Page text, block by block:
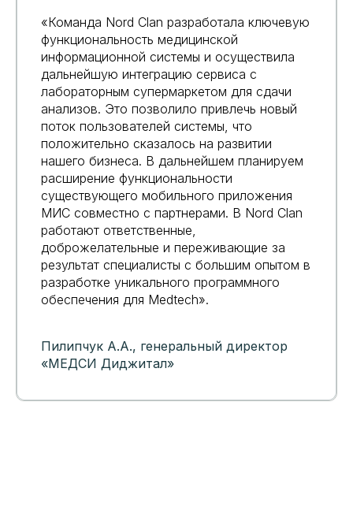
«Команда Nord Clan разработала ключевую
функциональность медицинской
информационной системы и осуществила
дальнейшую интеграцию сервиса с
лабораторным супермаркетом для сдачи
анализов. Это позволило привлечь новый
поток пользователей системы, что
положительно сказалось на развитии
нашего бизнеса. В дальнейшем планируем
расширение функциональности
существующего мобильного приложения
МИС совместно с партнерами. В Nord Clan
работают ответственные,
доброжелательные и переживающие за
результат специалисты с большим опытом в
разработке уникального программного
обеспечения для Medtech».
Пилипчук А.А., генеральный директор
«МЕДСИ Диджитал»